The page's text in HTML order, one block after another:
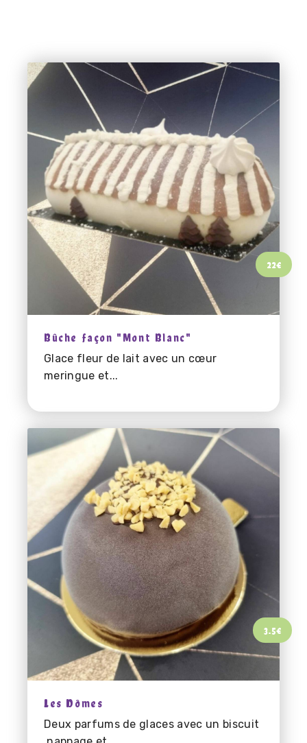
22€
Bûche façon "Mont Blanc"
Glace fleur de lait avec un cœur
meringue et...
3.5€
Les Dômes
Deux parfums de glaces avec un biscuit